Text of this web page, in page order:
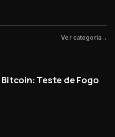
Ver categoria→
Teste de Fogo